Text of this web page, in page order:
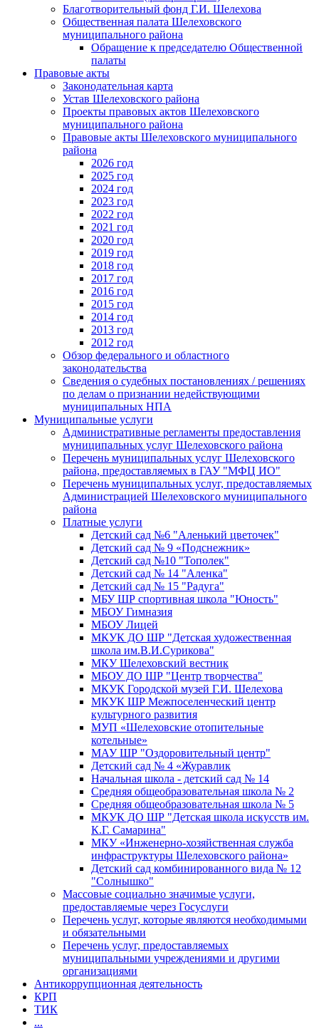
Благотворительный фонд Г.И. Шелехова
Общественная палата Шелеховского
муниципального района
Обращение к председателю Общественной
палаты
Правовые акты
Законодательная карта
Устав Шелеховского района
Проекты правовых актов Шелеховского
муниципального района
Правовые акты Шелеховского муниципального
района
2026 год
2025 год
2024 год
2023 год
2022 год
2021 год
2020 год
2019 год
2018 год
2017 год
2016 год
2015 год
2014 год
2013 год
2012 год
Обзор федерального и областного
законодательства
Сведения о судебных постановлениях / решениях
по делам о признании недействующими
муниципальных НПА
Муниципальные услуги
Административные регламенты предоставления
муниципальных услуг Шелеховского района
Перечень муниципальных услуг Шелеховского
района, предоставляемых в ГАУ "МФЦ ИО"
Перечень муниципальных услуг, предоставляемых
Администрацией Шелеховского муниципального
района
Платные услуги
Детский сад №6 "Аленький цветочек"
Детский сад № 9 «Подснежник»
Детский сад №10 "Тополек"
Детский сад № 14 "Аленка"
Детский сад № 15 "Радуга"
МБУ ШР спортивная школа "Юность"
МБОУ Гимназия
МБОУ Лицей
МКУК ДО ШР "Детская художественная
школа им.В.И.Сурикова"
МКУ Шелеховский вестник
МБОУ ДО ШР "Центр творчества"
МКУК Городской музей Г.И. Шелехова
МКУК ШР Межпоселенческий центр
культурного развития
МУП «Шелеховские отопительные
котельные»
МАУ ШР "Оздоровительный центр"
Детский сад № 4 «Журавлик
Начальная школа - детский сад № 14
Средняя общеобразовательная школа № 2
Средняя общеобразовательная школа № 5
МКУК ДО ШР "Детская школа искусств им.
К.Г. Самарина"
МКУ «Инженерно-хозяйственная служба
инфраструктуры Шелеховского района»
Детский сад комбинированного вида № 12
"Солнышко"
Массовые социально значимые услуги,
предоставляемые через Госуслуги
Перечень услуг, которые являются необходимыми
и обязательными
Перечень услуг, предоставляемых
муниципальными учреждениями и другими
организациями
Антикоррупционная деятельность
КРП
ТИК
...